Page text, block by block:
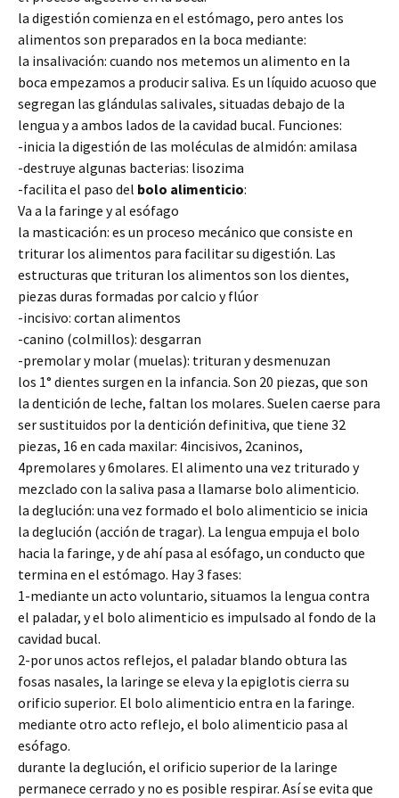
la digestión comienza en el estómago, pero antes los
alimentos son preparados en la boca mediante:
la insalivación: cuando nos metemos un alimento en la
boca empezamos a producir saliva. Es un líquido acuoso que
segregan las glándulas salivales, situadas debajo de la
lengua y a ambos lados de la cavidad bucal. Funciones:
-inicia la digestión de las moléculas de almidón: amilasa
-destruye algunas bacterias: lisozima
-facilita el paso del bolo alimenticio:
Va a la faringe y al esófago
la masticación: es un proceso mecánico que consiste en
triturar los alimentos para facilitar su digestión. Las
estructuras que trituran los alimentos son los dientes,
piezas duras formadas por calcio y flúor
-incisivo: cortan alimentos
-canino (colmillos): desgarran
-premolar y molar (muelas): trituran y desmenuzan
los 1° dientes surgen en la infancia. Son 20 piezas, que son
la dentición de leche, faltan los molares. Suelen caerse para
ser sustituidos por la dentición definitiva, que tiene 32
piezas, 16 en cada maxilar: 4incisivos, 2caninos,
4premolares y 6molares. El alimento una vez triturado y
mezclado con la saliva pasa a llamarse bolo alimenticio.
la deglución: una vez formado el bolo alimenticio se inicia
la deglución (acción de tragar). La lengua empuja el bolo
hacia la faringe, y de ahí pasa al esófago, un conducto que
termina en el estómago. Hay 3 fases:
1-mediante un acto voluntario, situamos la lengua contra
el paladar, y el bolo alimenticio es impulsado al fondo de la
cavidad bucal.
2-por unos actos reflejos, el paladar blando obtura las
fosas nasales, la laringe se eleva y la epiglotis cierra su
orificio superior. El bolo alimenticio entra en la faringe.
mediante otro acto reflejo, el bolo alimenticio pasa al
esófago.
durante la deglución, el orificio superior de la laringe
permanece cerrado y no es posible respirar. Así se evita que